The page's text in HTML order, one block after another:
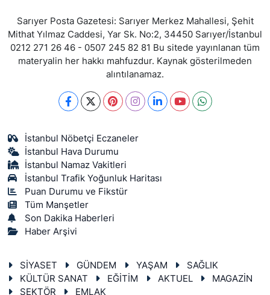
Sarıyer Posta Gazetesi: Sarıyer Merkez Mahallesi, Şehit
Mithat Yılmaz Caddesi, Yar Sk. No:2, 34450 Sarıyer/İstanbul
0212 271 26 46 - 0507 245 82 81 Bu sitede yayınlanan tüm
materyalin her hakkı mahfuzdur. Kaynak gösterilmeden
alıntılanamaz.
İstanbul Nöbetçi Eczaneler
İstanbul Hava Durumu
İstanbul Namaz Vakitleri
İstanbul Trafik Yoğunluk Haritası
Puan Durumu ve Fikstür
Tüm Manşetler
Son Dakika Haberleri
Haber Arşivi
SİYASET GÜNDEM YAŞAM
SAĞLIK
KÜLTÜR SANAT
EĞİTİM AKTUEL
MAGAZİN
SEKTÖR
EMLAK